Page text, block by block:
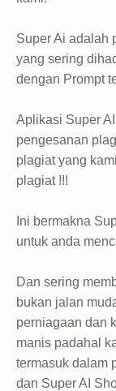
Super Ai adalah
yang sering
dengan Prompt
Aplikasi Super
pengesanan
plagiat yang
plagiat !!!
Ini bermakna
untuk anda
Dan sering
bukan jalan
perniagaan dan
manis padahal
termasuk dalam
dan Super AI